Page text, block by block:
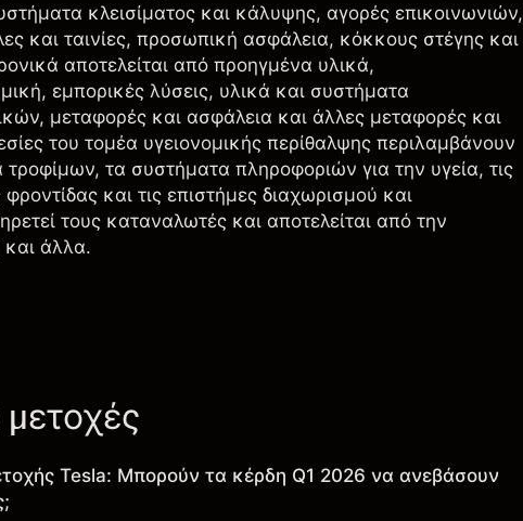
κλεισίματος και κάλυψης, αγορές επικοινωνιών,
και ταινίες, προσωπική ασφάλεια, κόκκους στέγης και
αποτελείται από προηγμένα υλικά,
εμπορικές λύσεις, υλικά και συστήματα
μεταφορές και ασφάλεια και άλλες μεταφορές και
του τομέα υγειονομικής περίθαλψης περιλαμβάνουν
τα συστήματα πληροφοριών για την υγεία, τις
φροντίδας και τις επιστήμες διαχωρισμού και
τους καταναλωτές και αποτελείται από την
και άλλα.
Tesla: Μπορούν τα κέρδη Q1 2026 να ανεβάσουν